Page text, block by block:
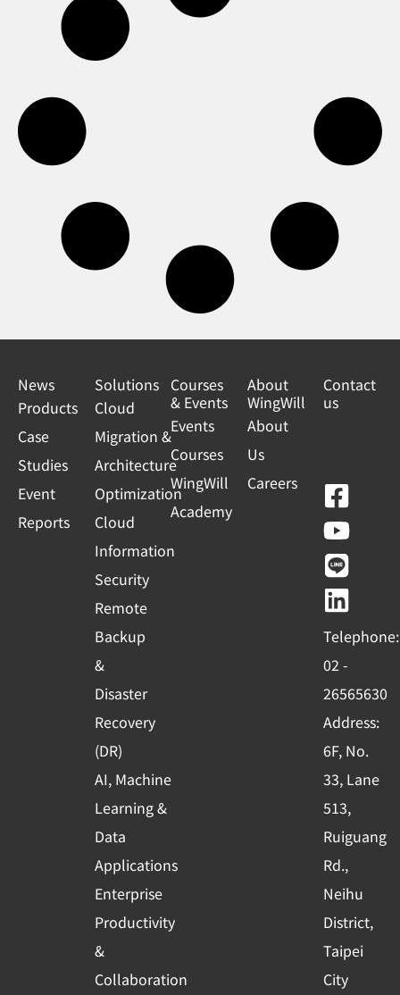
News
Products
Case
Studies
Event
Reports
Solutions
Cloud
Migration &
Architecture
Optimization
Cloud
Information
Security
Remote
Backup
&
Disaster
Recovery
(DR)
AI, Machine
Learning &
Data
Applications
Enterprise
Productivity
&
Collaboration
Courses
& Events
Events
Courses
WingWill
Academy
About
WingWill
About
Us
Careers
Contact
us
F
a
c
e
b
o
o
k
-
s
q
u
a
r
e
Y
o
u
t
u
b
e
L
i
n
e
L
i
n
k
e
d
i
n
Telephone:
02 -
26565630
Address:
6F, No.
33, Lane
513,
Ruiguang
Rd.,
Neihu
District,
Taipei
City